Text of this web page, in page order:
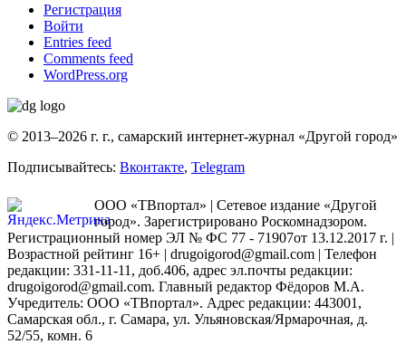
Регистрация
Войти
Entries feed
Comments feed
WordPress.org
© 2013–2026 г. г., самарский интернет-журнал «Другой город»
Подписывайтесь: Вконтакте, Telegram
ООО «ТВпортал» | Сетевое издание «Другой
город». Зарегистрировано Роскомнадзором.
Регистрационный номер ЭЛ № ФС 77 - 71907от 13.12.2017 г. |
Возрастной рейтинг 16+ | drugoigorod@gmail.com | Телефон
редакции: 331-11-11, доб.406, адрес эл.почты редакции:
drugoigorod@gmail.com. Главный редактор Фёдоров М.А.
Учредитель: ООО «ТВпортал». Адрес редакции: 443001,
Самарская обл., г. Самара, ул. Ульяновская/Ярмарочная, д.
52/55, комн. 6